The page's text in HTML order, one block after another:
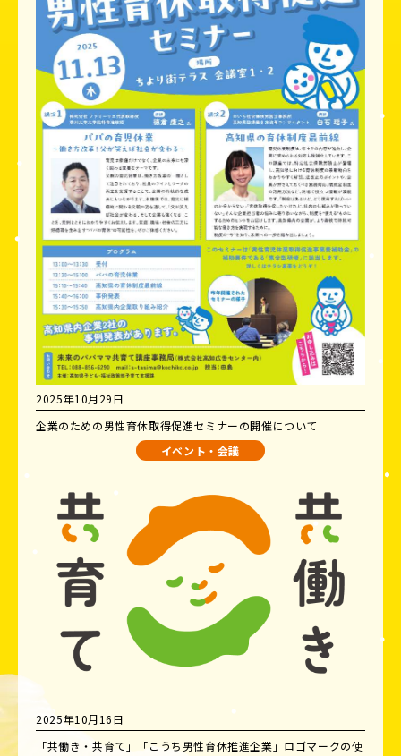
2025年10月29日
企業のための男性育休取得促進セミナーの開催について
イベント・会議
2025年10月16日
「共働き・共育て」「こうち男性育休推進企業」ロゴマークの使